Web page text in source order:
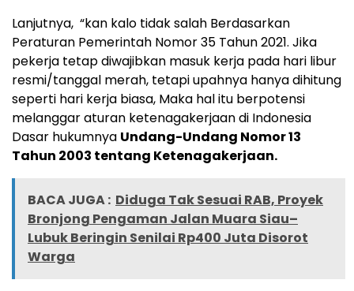
‎Lanjutnya, “kan kalo tidak salah Berdasarkan
Peraturan Pemerintah Nomor 35 Tahun 2021. ‎Jika
pekerja tetap diwajibkan masuk kerja pada hari libur
resmi/tanggal merah, tetapi upahnya hanya dihitung
seperti hari kerja biasa, Maka hal itu berpotensi
melanggar aturan ketenagakerjaan di Indonesia
‎Dasar hukumnya ‎ Undang-Undang Nomor 13
Tahun 2003 tentang Ketenagakerjaan.
BACA JUGA : Diduga Tak Sesuai RAB, Proyek
Bronjong Pengaman Jalan Muara Siau–
Lubuk Beringin Senilai Rp400 Juta Disorot
Warga